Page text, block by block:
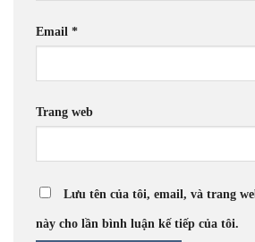
Email *
Trang web
Lưu tên của tôi, email, và trang
này cho lần bình luận kế tiếp của tôi.